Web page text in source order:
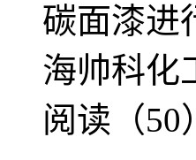
碳面漆进
海帅科化
阅读（50